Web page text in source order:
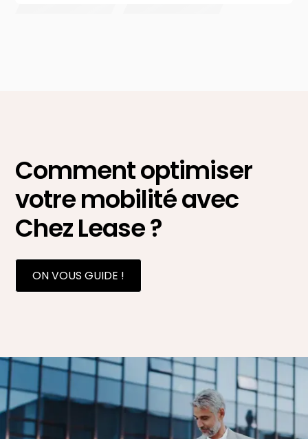
Comment optimiser
votre mobilité avec
Chez Lease ?
ON VOUS GUIDE !